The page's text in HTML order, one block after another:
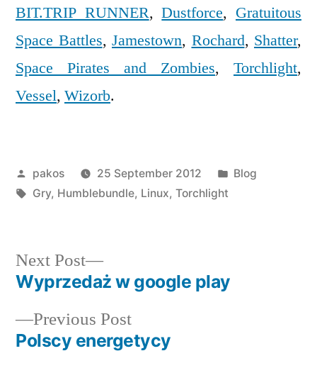
BIT.TRIP RUNNER,Dustforce, Gratuitous
Space Battles, Jamestown, Rochard, Shatter,
Space Pirates and Zombies, Torchlight,
Vessel, Wizorb.
Posted
by
pakos 25 September 2012
Posted
Blog
Tags:
Gry, Humblebundle, Linux, Torchlight
Post
navigation
Previous PostPrevious
post:
Polscy energetycy
Next Post
Next
post:
Wyprzedaż w google play